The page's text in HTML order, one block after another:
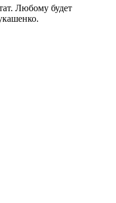
Любому будет